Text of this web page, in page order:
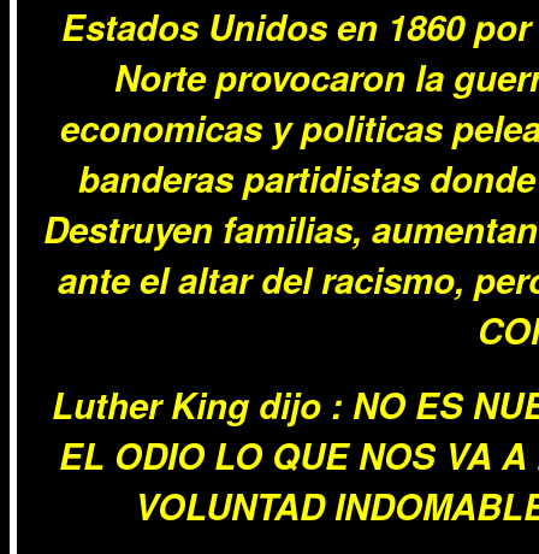
Estados Unidos en 1860
Norte provocaron la
economicas y politicas
banderas partidistas
Destruyen familias,
ante el altar del racismo,
Luther King dijo : NO ES
EL ODIO LO QUE NOS VA
VOLUNTAD